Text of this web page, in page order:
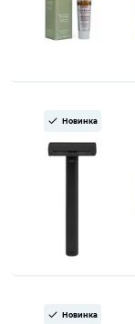
Новинка
Новинка